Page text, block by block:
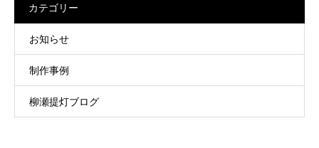
カテゴリー
お知らせ
制作事例
柳瀬提灯ブログ